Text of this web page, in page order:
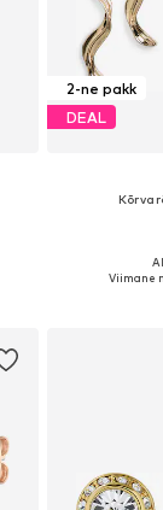
2-ne pakk
DEAL
Viimane